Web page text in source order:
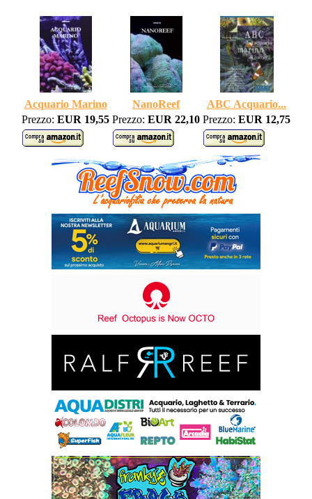
Acquario Marino NanoReef
ABC Acquario...
Prezzo: EUR 19,55 Prezzo: EUR 22,10 Prezzo: EUR 12,75